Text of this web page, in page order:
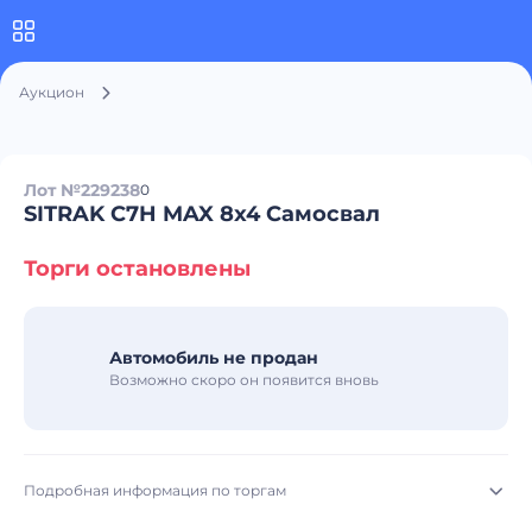
Аукцион
Лот №2292380
SITRAK C7H MAX 8x4 Самосвал
Торги остановлены
Автомобиль не продан
Возможно скоро он появится вновь
Подробная информация по торгам